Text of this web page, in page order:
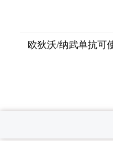
欧狄沃/纳武单抗可